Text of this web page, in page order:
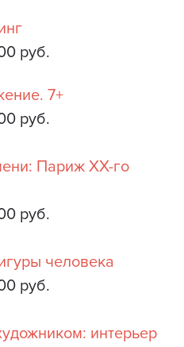
руб.
7+
руб.
Париж ХХ-го
руб.
человека
руб.
интерьер